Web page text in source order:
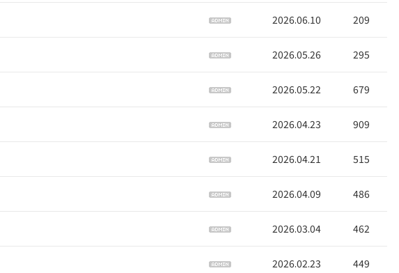
2026.06.10 209
2026.05.26 295
2026.05.22 679
2026.04.23 909
2026.04.21 515
2026.04.09 486
2026.03.04 462
2026.02.23 449